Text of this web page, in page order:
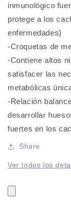
inmunológico
protege a los
enfermedades)
-Croquetas de
-Contiene altos
satisfacer las
metabólicas
-Relación
desarrollar
fuertes en los
Share
Ver todos los